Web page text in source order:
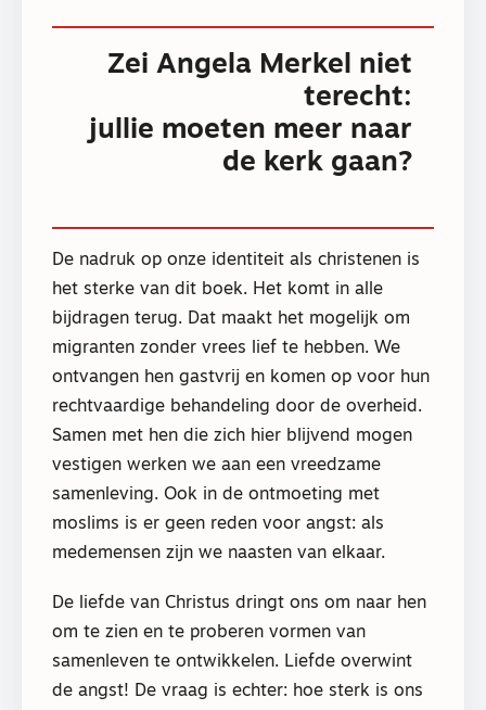
Zei Angela Merkel niet
terecht:
jullie moeten meer naar
de kerk gaan?
De nadruk op onze identiteit als christenen is
het sterke van dit boek. Het komt in alle
bijdragen terug. Dat maakt het mogelijk om
migranten zonder vrees lief te hebben. We
ontvangen hen gastvrij en komen op voor hun
rechtvaardige behandeling door de overheid.
Samen met hen die zich hier blijvend mogen
vestigen werken we aan een vreedzame
samenleving. Ook in de ontmoeting met
moslims is er geen reden voor angst: als
medemensen zijn we naasten van elkaar.
De liefde van Christus dringt ons om naar hen
om te zien en te proberen vormen van
samenleven te ontwikkelen. Liefde overwint
de angst! De vraag is echter: hoe sterk is ons